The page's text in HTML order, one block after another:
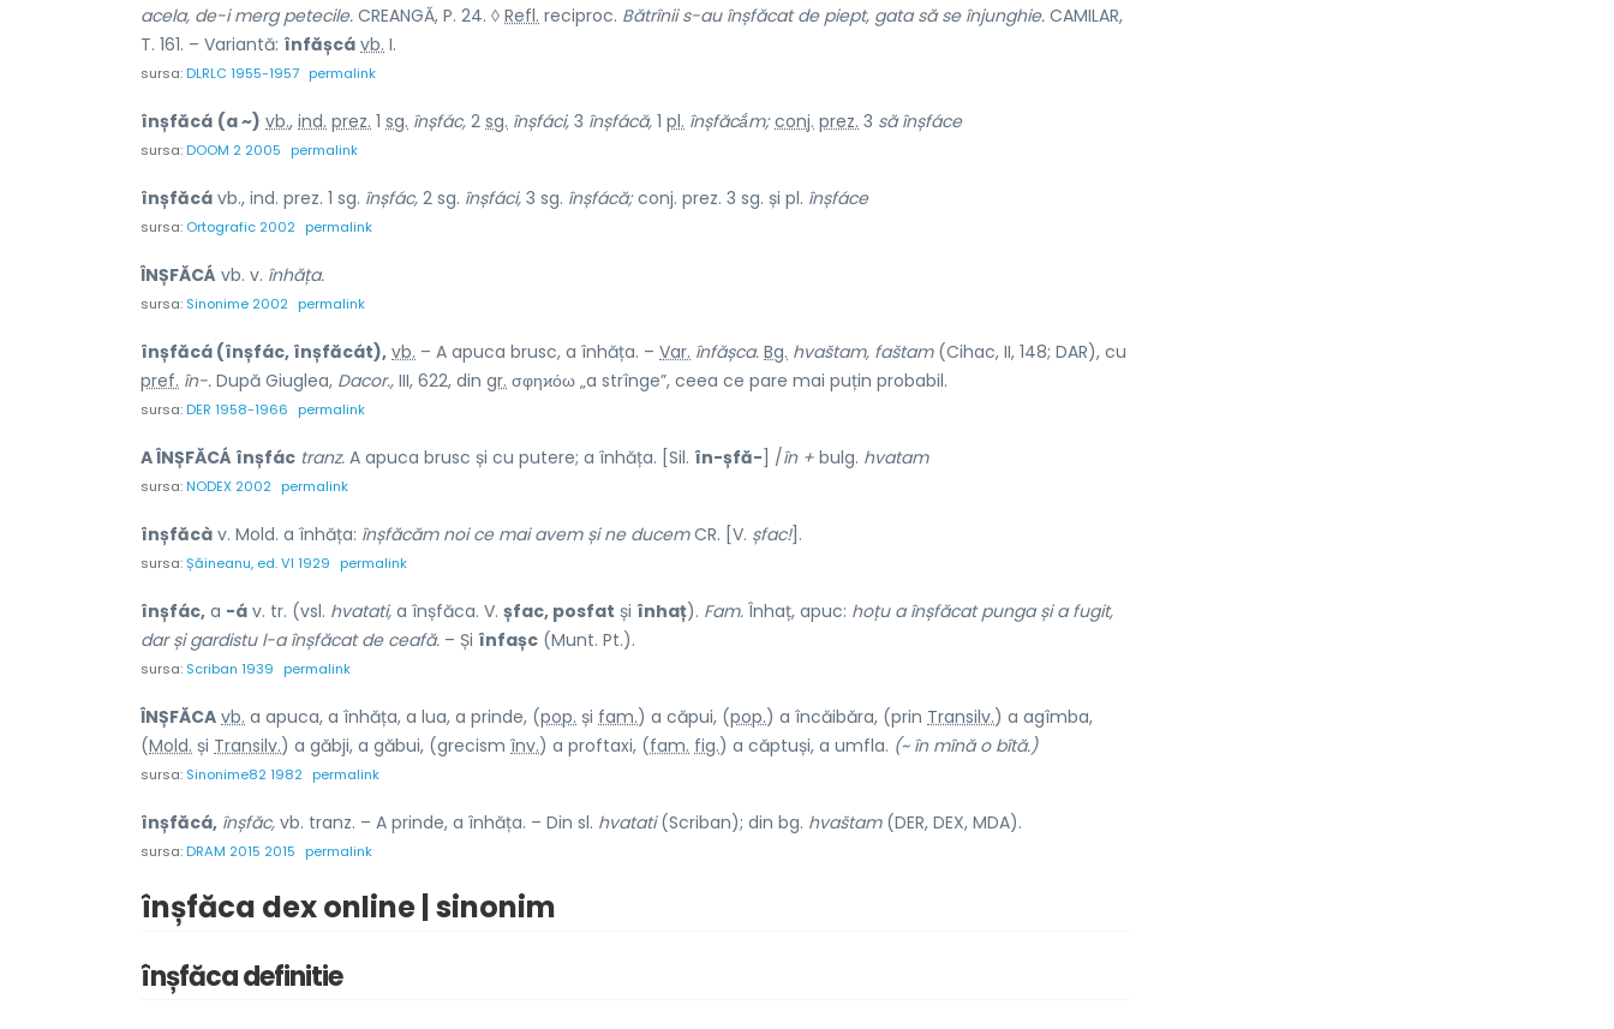
acela, de-i merg petecile. CREANGĂ, P. 24. ◊ Refl. reciproc. Bătrînii s-au înșfăcat de piept, gata să se înjunghie. CAMILAR,
T. 161. – Variantă: înfășcá vb. I.
sursa:DLRLC 1955-1957 permalink
înșfăcá (a ~) vb., ind. prez. 1 sg. înșfác, 2 sg. înșfáci, 3 înșfácă, 1 pl. înșfăcắm; conj. prez. 3 să înșfáce
sursa:DOOM 2 2005 permalink
înșfăcá vb., ind. prez. 1 sg. înșfác, 2 sg. înșfáci, 3 sg. înșfácă;conj. prez. 3 sg. și pl. înșfáce
sursa: Ortografic 2002 permalink
ÎNȘFĂCÁ vb. v. înhăța.
sursa: Sinonime 2002 permalink
înșfăcá (înșfác, înșfăcát), vb. – A apuca brusc, a înhăța. – Var. înfășca. Bg. hvaštam, faštam(Cihac, II, 148; DAR), cu
pref. în-. După Giuglea, Dacor., III, 622, din gr. σφηϰόω „a strînge”, ceea ce pare mai puțin probabil.
sursa:DER 1958-1966 permalink
A ÎNȘFĂCÁ înșfác tranz. A apuca brusc și cu putere; a înhăța. [Sil. în-șfă-] /în + bulg. hvatam
sursa:NODEX 2002 permalink
înșfăcà v. Mold. a înhăța: înșfăcăm noi ce mai avem și ne ducemCR. [V. șfac!].
sursa:Șăineanu, ed. VI 1929 permalink
înșfác, a -á v. tr. (vsl. hvatati, a înșfăca. V. șfac, posfat și înhaț). Fam. Înhaț, apuc: hoțu a înșfăcat punga și a fugit,
dar și gardistu l-a înșfăcat de ceafă. – Și înfașc (Munt. Pt.).
sursa: Scriban 1939 permalink
ÎNȘFĂCA vb. a apuca, a înhăța, a lua, a prinde, (pop. și fam.) a căpui, (pop.) a încăibăra, (prin Transilv.) a agîmba,
(Mold. și Transilv.) a găbji, a găbui, (grecism înv.) a proftaxi, (fam. fig.) a căptuși, a umfla. (~ în mînă o bîtă.)
sursa: Sinonime82 1982 permalink
înșfăcá, înșfăc, vb. tranz. – A prinde, a înhăța. – Din sl. hvatati(Scriban); din bg. hvaštam(DER, DEX, MDA).
sursa:DRAM 2015 2015 permalink
înșfăca dex online | sinonim
înșfăca definitie